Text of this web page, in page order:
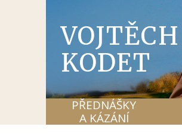
VOJTĚCH
KODET
PŘEDNÁŠKY
A KÁZÁNÍ